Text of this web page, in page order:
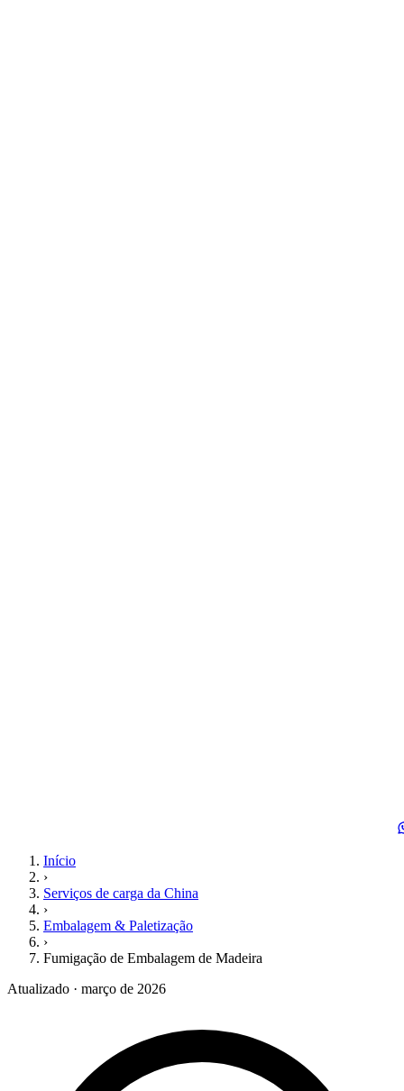
Início
›
Serviços de carga da China
›
Embalagem & Paletização
›
Fumigação de Embalagem de Madeira
Atualizado · março de 2026